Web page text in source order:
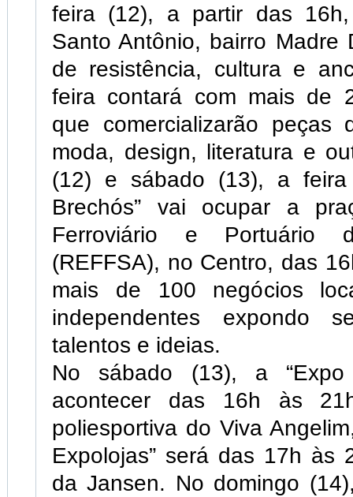
feira (12), a partir das
Santo Antônio, bairro Madre
de resistência, cultura e
feira contará com mais de
que comercializarão peças
moda, design, literatura e
(12) e sábado (13), a feira
Brechós” vai ocupar a
Ferroviário e Portuário
(REFFSA), no Centro, das
mais de 100 negócios
independentes expondo
talentos e ideias.
No sábado (13), a “Expo
acontecer das 16h às
poliesportiva do Viva
Expolojas” será das 17h às
da Jansen. No domingo